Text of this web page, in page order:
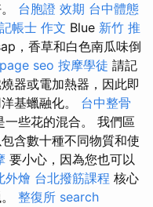
台胞證 效期 台中體態
記帳士 作文 Blue 新竹 推
，香草和白色南瓜味倒
seo 按摩學徒 請記
器或電加熱器，因此即
基蠟融化。 台中整骨
些花的混合。 我們區
含數十種不同物質和使
要小心，因為您也可以
外燴 台北撥筋課程 核心
整復所 search